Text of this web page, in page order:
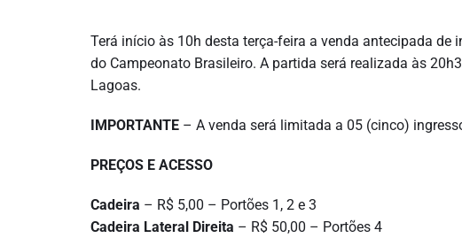
Terá início às 10h desta terça-feira a venda antecipada de
do Campeonato Brasileiro. A partida será realizada às
Lagoas.
IMPORTANTE – A venda será limitada a 05 (cinco)
PREÇOS E ACESSO
Cadeira – R$ 5,00 – Portões 1, 2 e 3
Cadeira Lateral Direita – R$ 50,00 – Portões 4